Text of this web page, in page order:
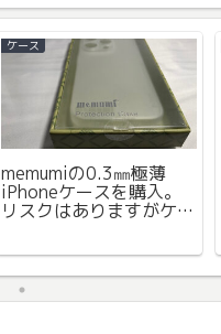
ケース
memumiの0.3㎜極薄
iPhoneケースを購入。
リスクはありますがケー